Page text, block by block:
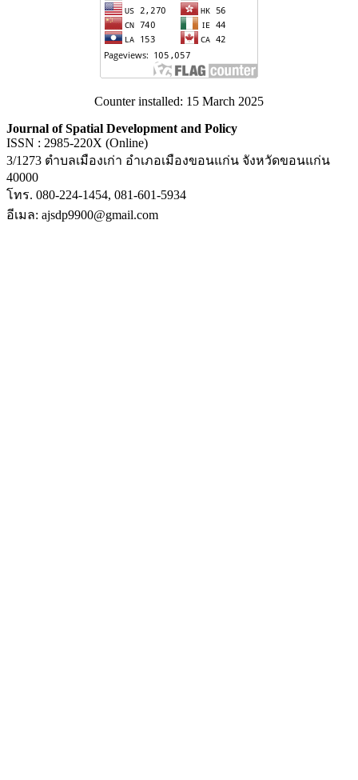
Counter installed: 15 March 2025
Journal of Spatial Development and Policy
ISSN : 2985-220X (Online)
3/1273 ตำบลเมืองเก่า อำเภอเมืองขอนแก่น จังหวัดขอนแก่น
40000
โทร. 080-224-1454, 081-601-5934
อีเมล: ajsdp9900@gmail.com